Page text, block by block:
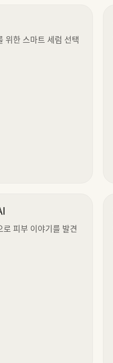
위한 스마트 세럼 선택
피부 이야기를 발견